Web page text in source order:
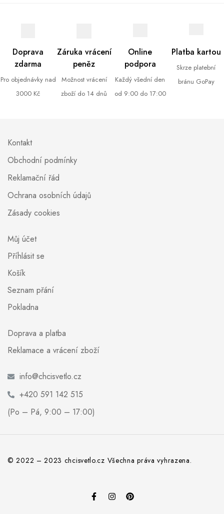
Doprava
zdarma
Pro objednávky nad
3000 Kč
Záruka vrácení
peněz
Možnost vrácení
zboží do 14 dnů
Online
podpora
Každý všední den
od 9:00 do 17:00
Platba kartou
Skrze platební
bránu GoPay
Kontakt
Obchodní podmínky
Reklamační řád
Ochrana osobních údajů
Zásady cookies
Můj účet
Příhlásit se
Košík
Seznam přání
Pokladna
Doprava a platba
Reklamace a vrácení zboží
info@chcisvetlo.cz
+420 591 142 515
(Po – Pá, 9:00 – 17:00)
© 2022 – 2023 chcisvetlo.cz Všechna práva vyhrazena.